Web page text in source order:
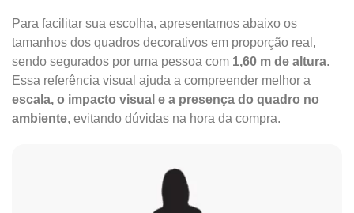
Para facilitar sua escolha, apresentamos abaixo os
tamanhos dos quadros decorativos em proporção real,
sendo segurados por uma pessoa com 1,60 m de altura.
Essa referência visual ajuda a compreender melhor a
escala, o impacto visual e a presença do quadro no
ambiente, evitando dúvidas na hora da compra.